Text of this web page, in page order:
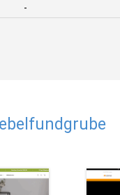
-